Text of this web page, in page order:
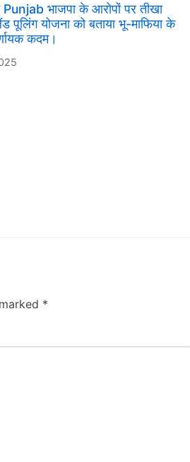
Punjab भाजपा के आरोपों पर तीखा
पूलिंग योजना को बताया भू-माफिया के
कदम।
*